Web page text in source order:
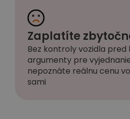
Zaplatíte
Bez kontroly vozidla
argumenty pre
nepoznáte reálnu cenu
sami